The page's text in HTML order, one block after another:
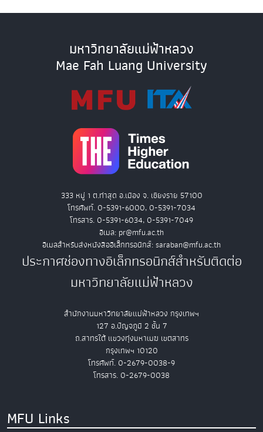
มหาวิทยาลัยแม่ฟ้าหลวง
Mae Fah Luang University
333 หมู่ 1 ต.ท่าสุด อ.เมือง จ. เชียงราย 57100
โทรศัพท์. 0-5391-6000, 0-5391-7034
โทรสาร. 0-5391-6034, 0-5391-7049
อีเมล: pr@mfu.ac.th
อีเมลสำหรับส่งหนังสืออิเล็กทรอนิกส์: saraban@mfu.ac.th
ประกาศช่องทางอิเล็กทรอนิกส์สำหรับติดต่อ
มหาวิทยาลัยแม่ฟ้าหลวง
สำนักงานมหาวิทยาลัยแม่ฟ้าหลวง กรุงเทพฯ
127 อ.ปัญจภูมิ 2 ชั้น 7
ถ.สาทรใต้ แขวงทุ่งมหาเมฆ เขตสาทร
กรุงเทพฯ 10120
โทรศัพท์. 0-2679-0038-9
โทรสาร. 0-2679-0038
MFU Links